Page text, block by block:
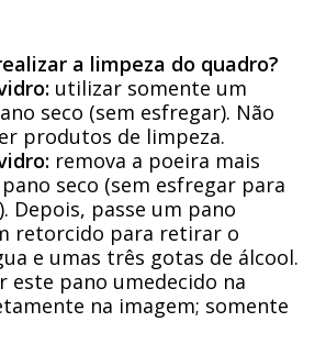
a limpeza do quadro?
utilizar somente um
seco (sem esfregar). Não
produtos de limpeza.
remova a poeira mais
seco (sem esfregar para
Depois, passe um pano
retorcido para retirar o
e umas três gotas de álcool.
este pano umedecido na
na imagem; somente